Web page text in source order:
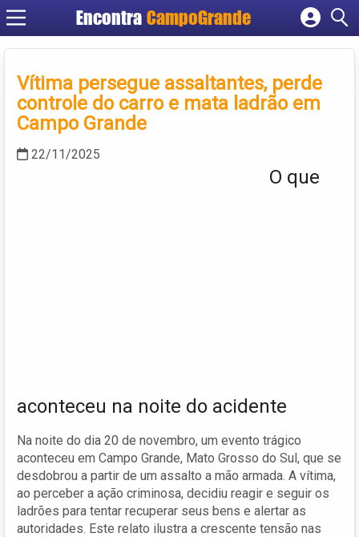
Encontra CampoGrande
Cadastrar empresa
Criar conta
Vítima persegue assaltantes, perde
controle do carro e mata ladrão em
Campo Grande
22/11/2025
O que
aconteceu na noite do acidente
Na noite do dia 20 de novembro, um evento trágico
aconteceu em Campo Grande, Mato Grosso do Sul, que se
desdobrou a partir de um assalto a mão armada. A vítima,
ao perceber a ação criminosa, decidiu reagir e seguir os
ladrões para tentar recuperar seus bens e alertar as
autoridades. Este relato ilustra a crescente tensão nas